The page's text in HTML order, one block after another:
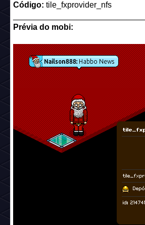
Código: tile_fxprovider_nfs
Prévia do mobi: